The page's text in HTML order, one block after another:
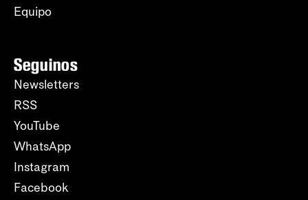
Equipo
Seguinos
Newsletters
RSS
YouTube
WhatsApp
Instagram
Facebook